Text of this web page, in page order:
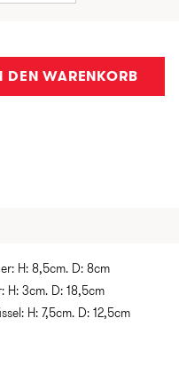
DEN WARENKORB
H: 8,5cm. D: 8cm
H: 3cm. D: 18,5cm
H: 7,5cm. D: 12,5cm